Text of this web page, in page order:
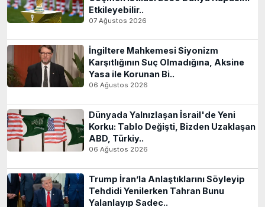
Etkileyebilir..
07 Ağustos 2026
İngiltere Mahkemesi Siyonizm
Karşıtlığının Suç Olmadığına, Aksine
Yasa ile Korunan Bi..
06 Ağustos 2026
Dünyada Yalnızlaşan İsrail'de Yeni
Korku: Tablo Değişti, Bizden Uzaklaşan
ABD, Türkiy..
06 Ağustos 2026
Trump İran’la Anlaştıklarını Söyleyip
Tehdidi Yenilerken Tahran Bunu
Yalanlayıp Sadec..